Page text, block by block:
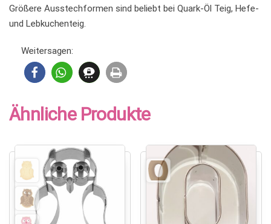
Größere Ausstechformen sind beliebt bei Quark-Öl Teig, Hefe-
und Lebkuchenteig.
Weitersagen:
Ähnliche Produkte